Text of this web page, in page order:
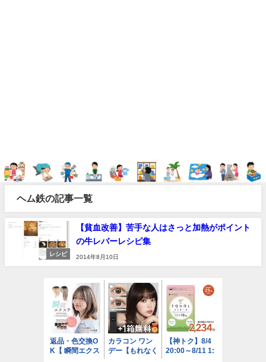
ヘム鉄の記事一覧
レシピ
【貧血改善】苦手な人はさっと加熱がポイント
の牛レバーレシピ集
2014年8月10日